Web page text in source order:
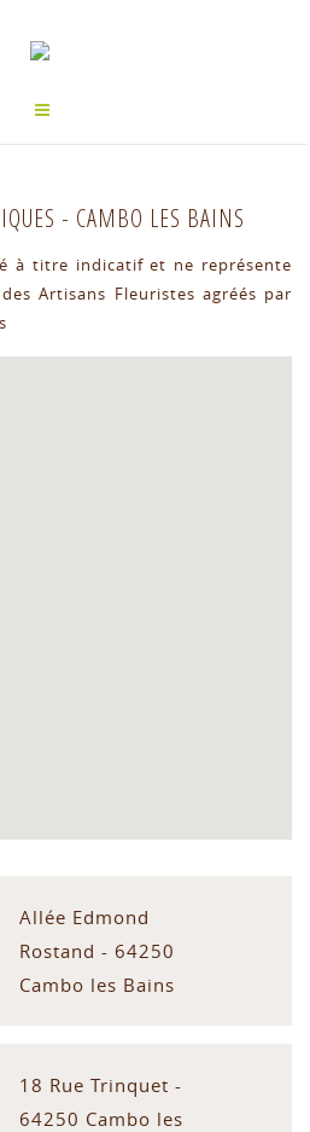
- CAMBO LES BAINS
à titre indicatif et ne représente
Artisans Fleuristes agréés par
Allée Edmond
Rostand - 64250
Cambo les Bains
18 Rue Trinquet -
64250 Cambo les